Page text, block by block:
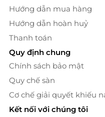
Hướng dẫn mua hàng
Hướng dẫn hoàn huỷ
Thanh toán
Quy định chung
Chính sách bảo mật
Quy chế sàn
Cơ chế giải quyết khiếu
Kết nối với chúng tôi